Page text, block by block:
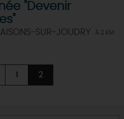
"Devenir
SUR-JOUDRY À 2 KM
1 2